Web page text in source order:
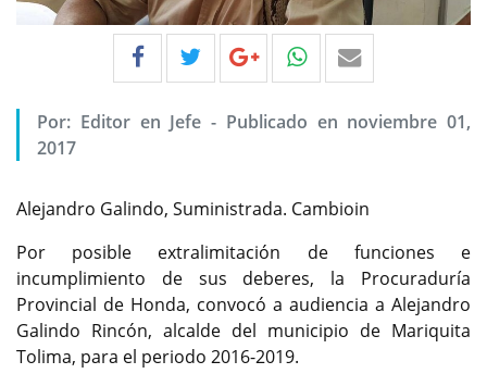
Por: Editor en Jefe - Publicado en noviembre 01,
2017
Alejandro Galindo, Suministrada. Cambioin
Por posible extralimitación de funciones e
incumplimiento de sus deberes, la Procuraduría
Provincial de Honda, convocó a audiencia a Alejandro
Galindo Rincón, alcalde del municipio de Mariquita
Tolima, para el periodo 2016-2019.